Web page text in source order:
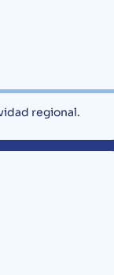
regional.